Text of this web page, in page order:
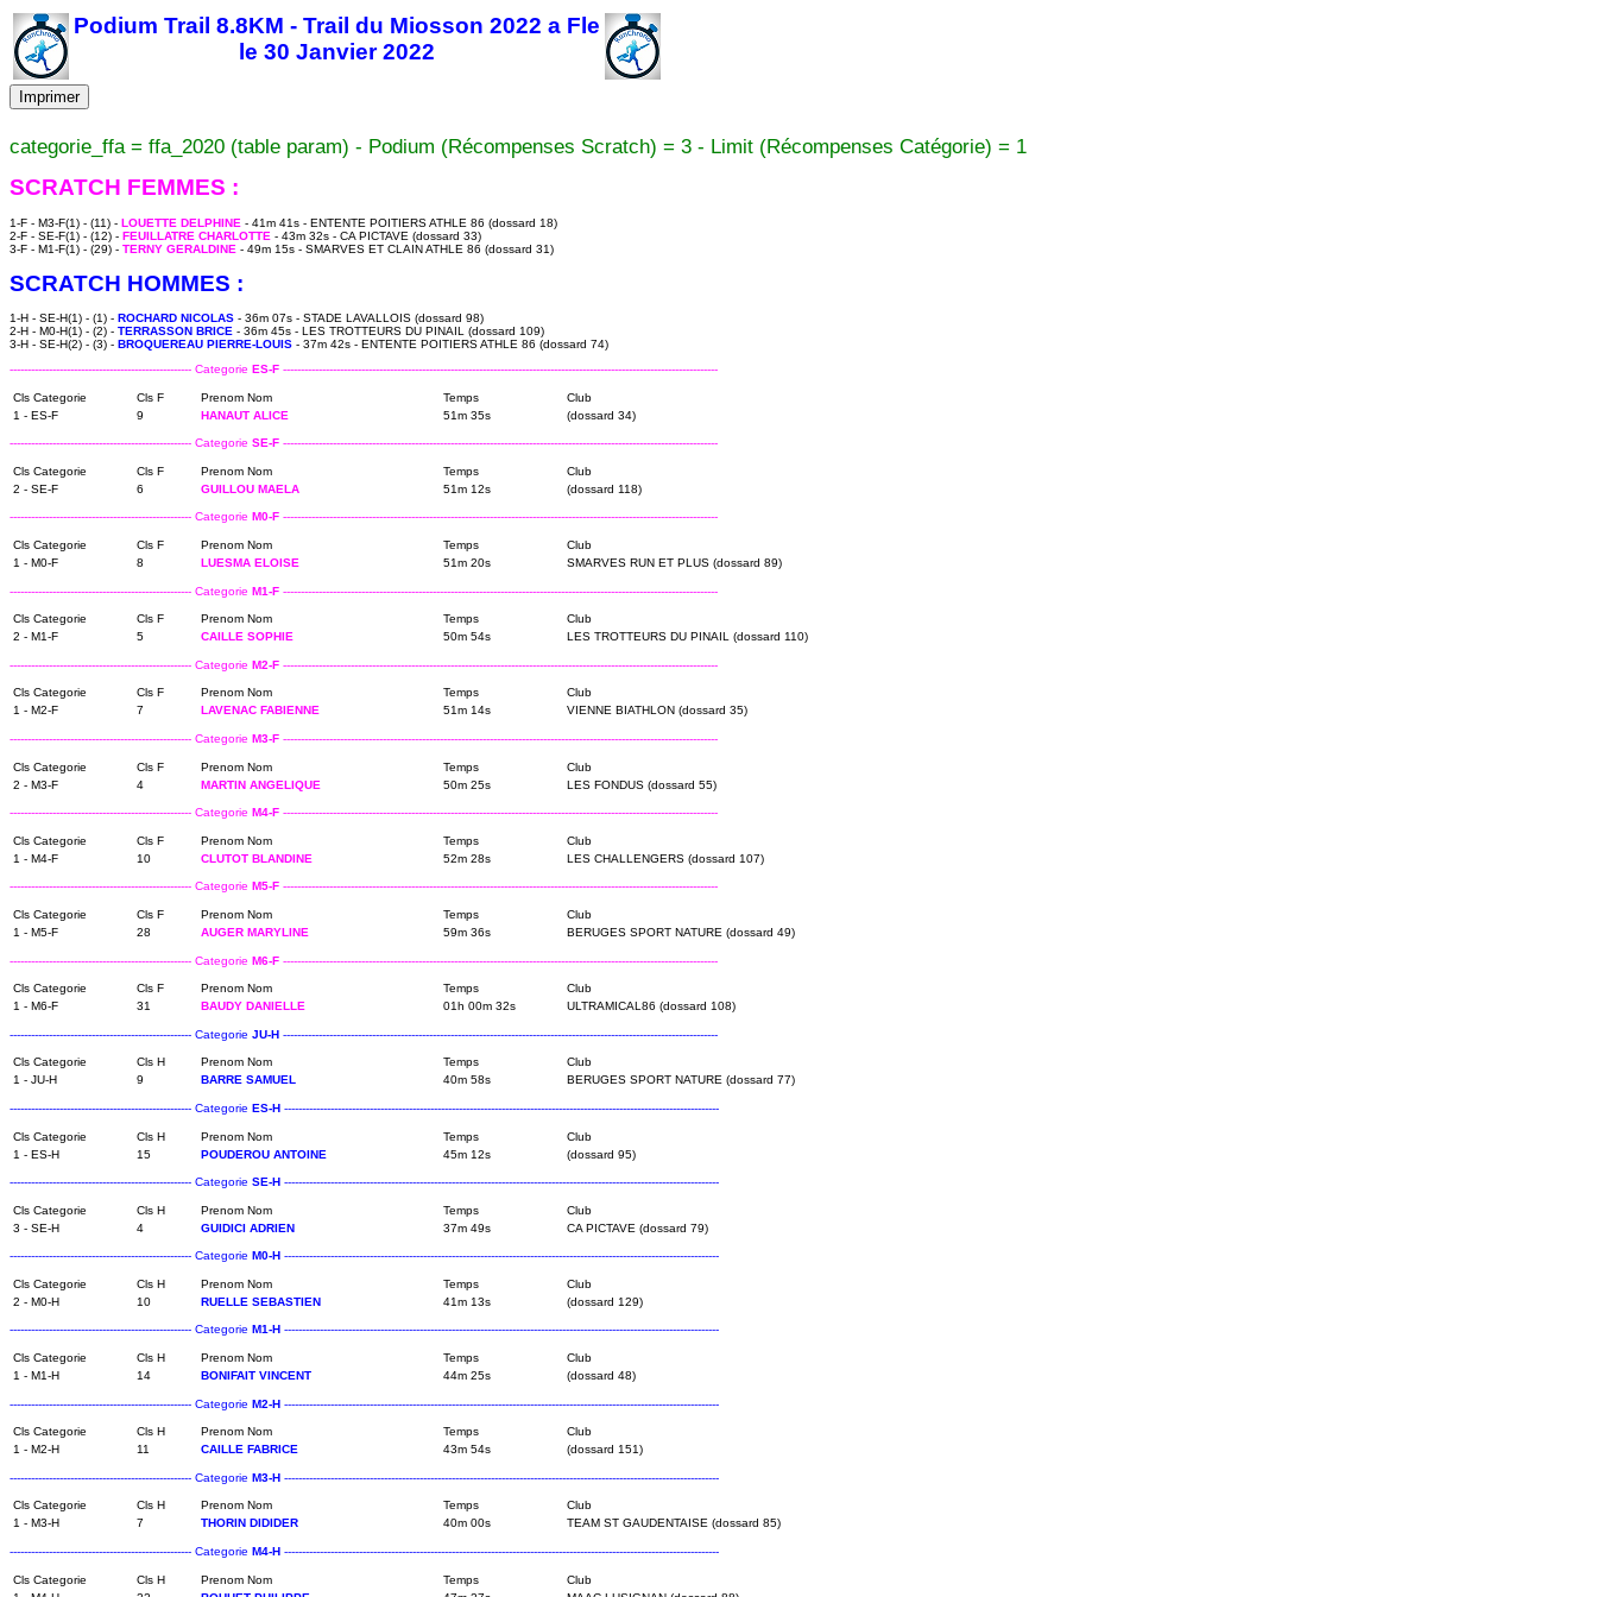
Podium Trail 8.8KM - Trail du Miosson 2022 a Fle
le 30 Janvier 2022
Imprimer
categorie_ffa = ffa_2020 (table param) - Podium (Récompenses Scratch) = 3 - Limit (Récompenses Catégorie) = 1
SCRATCH FEMMES :
1-F - M3-F(1) - (11) - LOUETTE DELPHINE - 41m 41s - ENTENTE POITIERS ATHLE 86 (dossard 18)
2-F - SE-F(1) - (12) - FEUILLATRE CHARLOTTE - 43m 32s - CA PICTAVE (dossard 33)
3-F - M1-F(1) - (29) - TERNY GERALDINE - 49m 15s - SMARVES ET CLAIN ATHLE 86 (dossard 31)
SCRATCH HOMMES :
1-H - SE-H(1) - (1) - ROCHARD NICOLAS - 36m 07s - STADE LAVALLOIS (dossard 98)
2-H - M0-H(1) - (2) - TERRASSON BRICE - 36m 45s - LES TROTTEURS DU PINAIL (dossard 109)
3-H - SE-H(2) - (3) - BROQUEREAU PIERRE-LOUIS - 37m 42s - ENTENTE POITIERS ATHLE 86 (dossard 74)
--------------------------------------------------- Categorie ES-F --------------------------------------------------------------------------------------------------------------------------
Cls Categorie Cls F Prenom Nom Temps
Club
1 - ES-F
9 HANAUT ALICE 51m 35s (dossard 34)
--------------------------------------------------- Categorie SE-F --------------------------------------------------------------------------------------------------------------------------
Cls Categorie Cls F Prenom Nom Temps
Club
2 - SE-F
6 GUILLOU MAELA 51m 12s (dossard 118)
--------------------------------------------------- Categorie M0-F --------------------------------------------------------------------------------------------------------------------------
Cls Categorie Cls F Prenom Nom Temps
Club
1 - M0-F
8 LUESMA ELOISE 51m 20s SMARVES RUN ET PLUS (dossard 89)
--------------------------------------------------- Categorie M1-F --------------------------------------------------------------------------------------------------------------------------
Cls Categorie Cls F Prenom Nom Temps
Club
2 - M1-F
5 CAILLE SOPHIE 50m 54s LES TROTTEURS DU PINAIL (dossard 110)
--------------------------------------------------- Categorie M2-F --------------------------------------------------------------------------------------------------------------------------
Cls Categorie Cls F Prenom Nom Temps
Club
1 - M2-F
7 LAVENAC FABIENNE 51m 14s VIENNE BIATHLON (dossard 35)
--------------------------------------------------- Categorie M3-F --------------------------------------------------------------------------------------------------------------------------
Cls Categorie Cls F Prenom Nom Temps
Club
2 - M3-F
4 MARTIN ANGELIQUE 50m 25s LES FONDUS (dossard 55)
--------------------------------------------------- Categorie M4-F --------------------------------------------------------------------------------------------------------------------------
Cls Categorie Cls F Prenom Nom Temps
Club
1 - M4-F
10 CLUTOT BLANDINE 52m 28s LES CHALLENGERS (dossard 107)
--------------------------------------------------- Categorie M5-F --------------------------------------------------------------------------------------------------------------------------
Cls Categorie Cls F Prenom Nom Temps
Club
1 - M5-F
28 AUGER MARYLINE 59m 36s BERUGES SPORT NATURE (dossard 49)
--------------------------------------------------- Categorie M6-F --------------------------------------------------------------------------------------------------------------------------
Cls Categorie Cls F Prenom Nom Temps
Club
1 - M6-F
31 BAUDY DANIELLE 01h 00m 32s ULTRAMICAL86 (dossard 108)
--------------------------------------------------- Categorie JU-H --------------------------------------------------------------------------------------------------------------------------
Cls Categorie Cls H Prenom Nom Temps
Club
1 - JU-H
9 BARRE SAMUEL 40m 58s BERUGES SPORT NATURE (dossard 77)
--------------------------------------------------- Categorie ES-H --------------------------------------------------------------------------------------------------------------------------
Cls Categorie Cls H Prenom Nom Temps
Club
1 - ES-H
15 POUDEROU ANTOINE 45m 12s (dossard 95)
--------------------------------------------------- Categorie SE-H --------------------------------------------------------------------------------------------------------------------------
Cls Categorie Cls H Prenom Nom Temps
Club
3 - SE-H
4 GUIDICI ADRIEN 37m 49s CA PICTAVE (dossard 79)
--------------------------------------------------- Categorie M0-H --------------------------------------------------------------------------------------------------------------------------
Cls Categorie Cls H Prenom Nom Temps
Club
2 - M0-H
10 RUELLE SEBASTIEN 41m 13s (dossard 129)
--------------------------------------------------- Categorie M1-H --------------------------------------------------------------------------------------------------------------------------
Cls Categorie Cls H Prenom Nom Temps
Club
1 - M1-H
14 BONIFAIT VINCENT 44m 25s (dossard 48)
--------------------------------------------------- Categorie M2-H --------------------------------------------------------------------------------------------------------------------------
Cls Categorie Cls H Prenom Nom Temps
Club
1 - M2-H
11 CAILLE FABRICE 43m 54s (dossard 151)
--------------------------------------------------- Categorie M3-H --------------------------------------------------------------------------------------------------------------------------
Cls Categorie Cls H Prenom Nom Temps
Club
1 - M3-H
7 THORIN DIDIDER 40m 00s TEAM ST GAUDENTAISE (dossard 85)
--------------------------------------------------- Categorie M4-H --------------------------------------------------------------------------------------------------------------------------
Cls Categorie Cls H Prenom Nom Temps
Club